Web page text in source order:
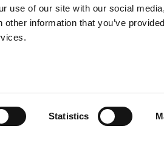
use of our site with our social
information that you’ve
Statistics He leído y acepto la
privacidad